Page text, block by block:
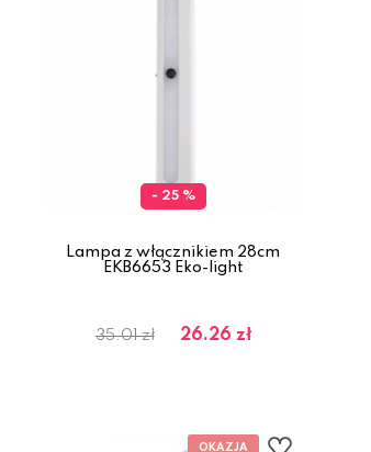
- 25 %
Lampa z włącznikiem 28cm
EKB6653 Eko-light
35.01 zł 26.26 zł